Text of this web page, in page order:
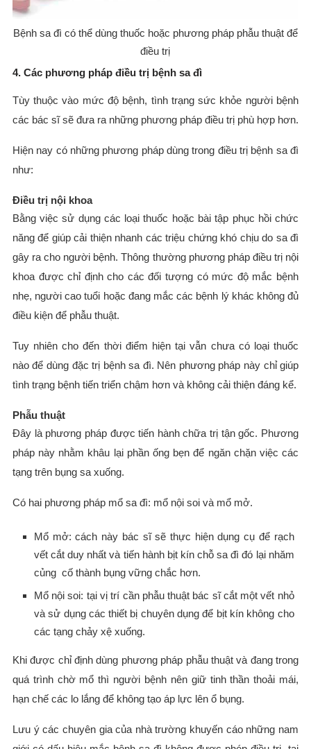
Bệnh sa đì có thể dùng thuốc hoặc phương pháp phẫu thuật để
điều trị
4. Các phương pháp điều trị bệnh sa đì
Tùy thuộc vào mức độ bệnh, tình trạng sức khỏe người bệnh
các bác sĩ sẽ đưa ra những phương pháp điều trị phù hợp hơn.
Hiện nay có những phương pháp dùng trong điều trị bệnh sa đì
như:
Điều trị nội khoa
Bằng việc sử dụng các loại thuốc hoặc bài tập phục hồi chức
năng để giúp cải thiện nhanh các triệu chứng khó chịu do sa đì
gây ra cho người bệnh. Thông thường phương pháp điều trị nội
khoa được chỉ định cho các đối tượng có mức độ mắc bệnh
nhẹ, người cao tuổi hoặc đang mắc các bệnh lý khác không đủ
điều kiện để phẫu thuật.
Tuy nhiên cho đến thời điểm hiện tại vẫn chưa có loại thuốc
nào để dùng đặc trị bệnh sa đì. Nên phương pháp này chỉ giúp
tình trạng bệnh tiến triển chậm hơn và không cải thiện đáng kể.
Phẫu thuật
Đây là phương pháp được tiến hành chữa trị tận gốc. Phương
pháp này nhằm khâu lại phần ống bẹn để ngăn chặn việc các
tạng trên bụng sa xuống.
Có hai phương pháp mổ sa đì: mổ nội soi và mổ mở.
Mổ mở: cách này bác sĩ sẽ thực hiện dụng cụ để rạch
vết cắt duy nhất và tiến hành bịt kín chỗ sa đì đó lại nhăm
củng cố thành bụng vững chắc hơn.
Mổ nội soi: tại vị trí cần phẫu thuật bác sĩ cắt một vết nhỏ
và sử dụng các thiết bị chuyên dụng để bịt kín không cho
các tạng chảy xệ xuống.
Khi được chỉ định dùng phương pháp phẫu thuật và đang trong
quá trình chờ mổ thì người bệnh nên giữ tinh thần thoải mái,
hạn chế các lo lắng để không tạo áp lực lên ổ bụng.
Lưu ý các chuyên gia của nhà trường khuyến cáo những nam